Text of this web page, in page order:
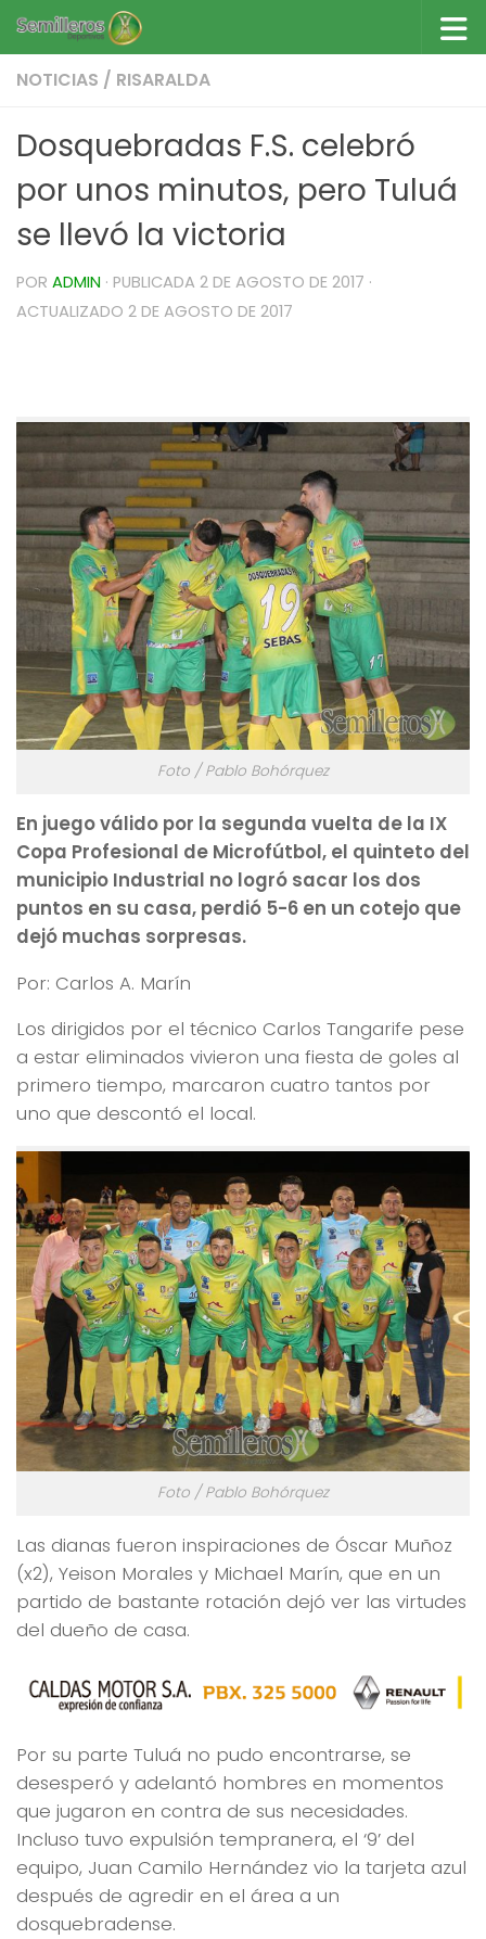
Saltar al contenido
NOTICIAS / RISARALDA
Dosquebradas F.S. celebró
por unos minutos, pero Tuluá
se llevó la victoria
POR ADMIN · PUBLICADA 2 DE AGOSTO DE 2017 ·
ACTUALIZADO 2 DE AGOSTO DE 2017
Foto / Pablo Bohórquez
En juego válido por la segunda vuelta de la IX
Copa Profesional de Microfútbol, el quinteto del
municipio Industrial no logró sacar los dos
puntos en su casa, perdió 5-6 en un cotejo que
dejó muchas sorpresas.
Por: Carlos A. Marín
Los dirigidos por el técnico Carlos Tangarife pese
a estar eliminados vivieron una fiesta de goles al
primero tiempo, marcaron cuatro tantos por
uno que descontó el local.
Foto / Pablo Bohórquez
Las dianas fueron inspiraciones de Óscar Muñoz
(x2), Yeison Morales y Michael Marín, que en un
partido de bastante rotación dejó ver las virtudes
del dueño de casa.
Por su parte Tuluá no pudo encontrarse, se
desesperó y adelantó hombres en momentos
que jugaron en contra de sus necesidades.
Incluso tuvo expulsión tempranera, el ‘9’ del
equipo, Juan Camilo Hernández vio la tarjeta azul
después de agredir en el área a un
dosquebradense.